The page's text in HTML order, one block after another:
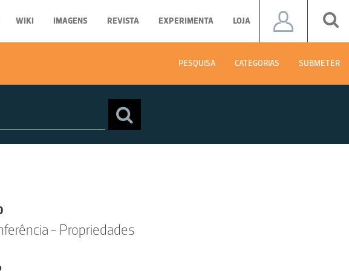
WIKI IMAGENS REVISTA EXPERIMENTA LOJA
PESQUISA CATEGORIAS SUBMETER
- Propriedades